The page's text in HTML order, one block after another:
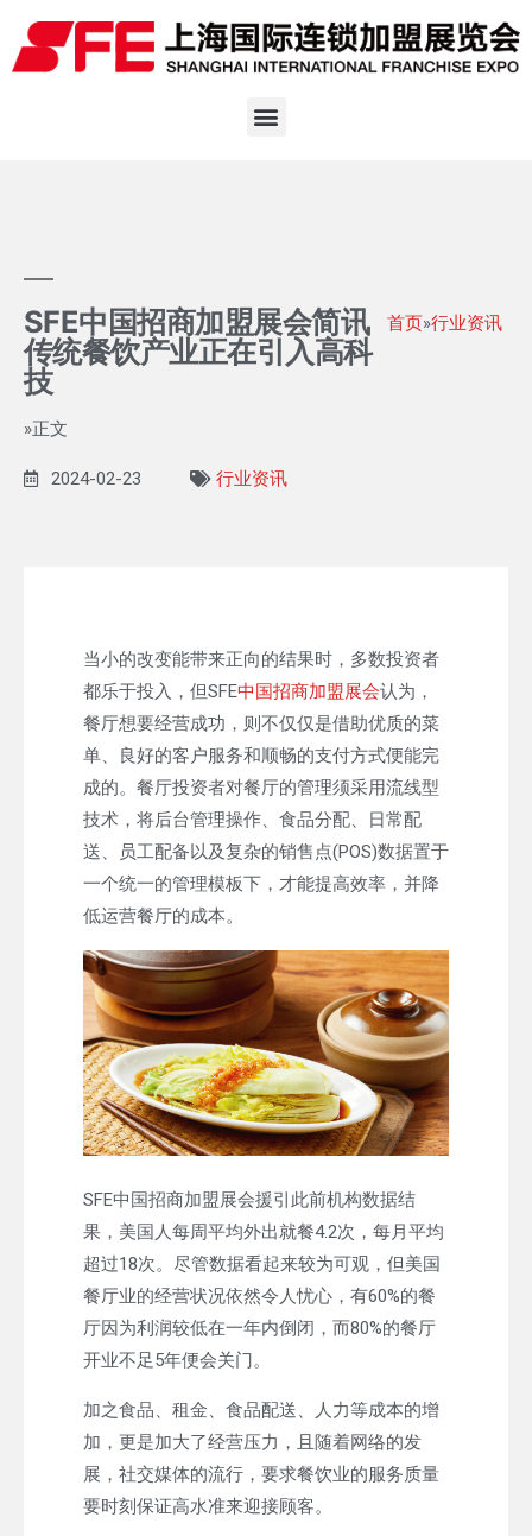
SFE中国招商加盟展会简讯
传统餐饮产业正在引入高科
技
首页»行业资讯
»正文
2024-02-23 行业资讯
当小的改变能带来正向的结果时，多数投资者
都乐于投入，但SFE中国招商加盟展会认为，
餐厅想要经营成功，则不仅仅是借助优质的菜
单、良好的客户服务和顺畅的支付方式便能完
成的。餐厅投资者对餐厅的管理须采用流线型
技术，将后台管理操作、食品分配、日常配
送、员工配备以及复杂的销售点(POS)数据置于
一个统一的管理模板下，才能提高效率，并降
低运营餐厅的成本。
SFE中国招商加盟展会援引此前机构数据结
果，美国人每周平均外出就餐4.2次，每月平均
超过18次。尽管数据看起来较为可观，但美国
餐厅业的经营状况依然令人忧心，有60%的餐
厅因为利润较低在一年内倒闭，而80%的餐厅
开业不足5年便会关门。
加之食品、租金、食品配送、人力等成本的增
加，更是加大了经营压力，且随着网络的发
展，社交媒体的流行，要求餐饮业的服务质量
要时刻保证高水准来迎接顾客。